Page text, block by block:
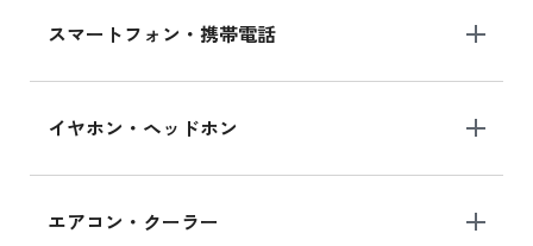
スマートフォン・携帯電話
イヤホン・ヘッドホン
エアコン・クーラー